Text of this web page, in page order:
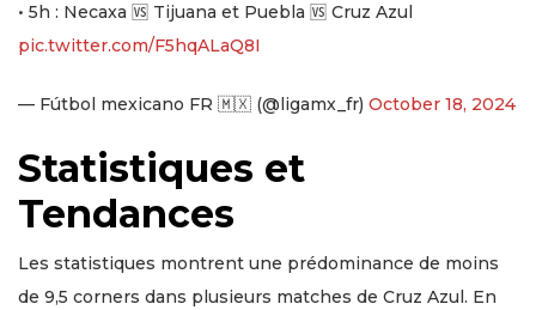
• 5h : Necaxa 🆚 Tijuana et Puebla 🆚 Cruz Azul
pic.twitter.com/F5hqALaQ8I
— Fútbol mexicano FR 🇲🇽 (@ligamx_fr) October 18, 2024
Statistiques et
Tendances
Les statistiques montrent une prédominance de moins
de 9,5 corners dans plusieurs matches de Cruz Azul. En